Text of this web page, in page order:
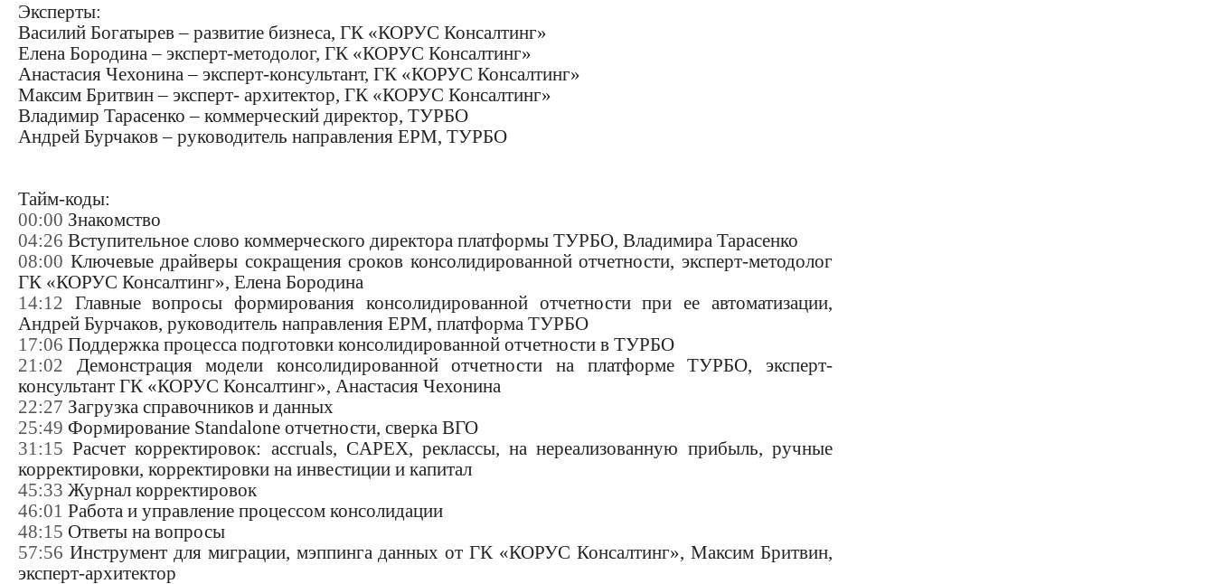
Эксперты:
Василий Богатырев – развитие бизнеса, ГК «КОРУС Консалтинг»
Елена Бородина – эксперт-методолог, ГК «КОРУС Консалтинг»
Анастасия Чехонина – эксперт-консультант, ГК «КОРУС Консалтинг»
Максим Бритвин – эксперт- архитектор, ГК «КОРУС Консалтинг»
Владимир Тарасенко – коммерческий директор, ТУРБО
Андрей Бурчаков – руководитель направления EPM, ТУРБО
Тайм-коды:
00:00 Знакомство
04:26 Вступительное слово коммерческого директора платформы ТУРБО, Владимира Тарасенко
08:00 Ключевые драйверы сокращения сроков консолидированной отчетности, эксперт-методолог
ГК «КОРУС Консалтинг», Елена Бородина
14:12 Главные вопросы формирования консолидированной отчетности при ее автоматизации,
Андрей Бурчаков, руководитель направления EPM, платформа ТУРБО
17:06 Поддержка процесса подготовки консолидированной отчетности в ТУРБО
21:02 Демонстрация модели консолидированной отчетности на платформе ТУРБО, эксперт-
консультант ГК «КОРУС Консалтинг», Анастасия Чехонина
22:27 Загрузка справочников и данных
25:49 Формирование Standalone отчетности, сверка ВГО
31:15 Расчет корректировок: accruals, CAPEX, реклассы, на нереализованную прибыль, ручные
корректировки, корректировки на инвестиции и капитал
45:33 Журнал корректировок
46:01 Работа и управление процессом консолидации
48:15 Ответы на вопросы
57:56 Инструмент для миграции, мэппинга данных от ГК «КОРУС Консалтинг», Максим Бритвин,
эксперт-архитектор